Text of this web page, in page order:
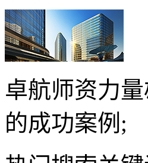
卓航师资力
的成功案例;